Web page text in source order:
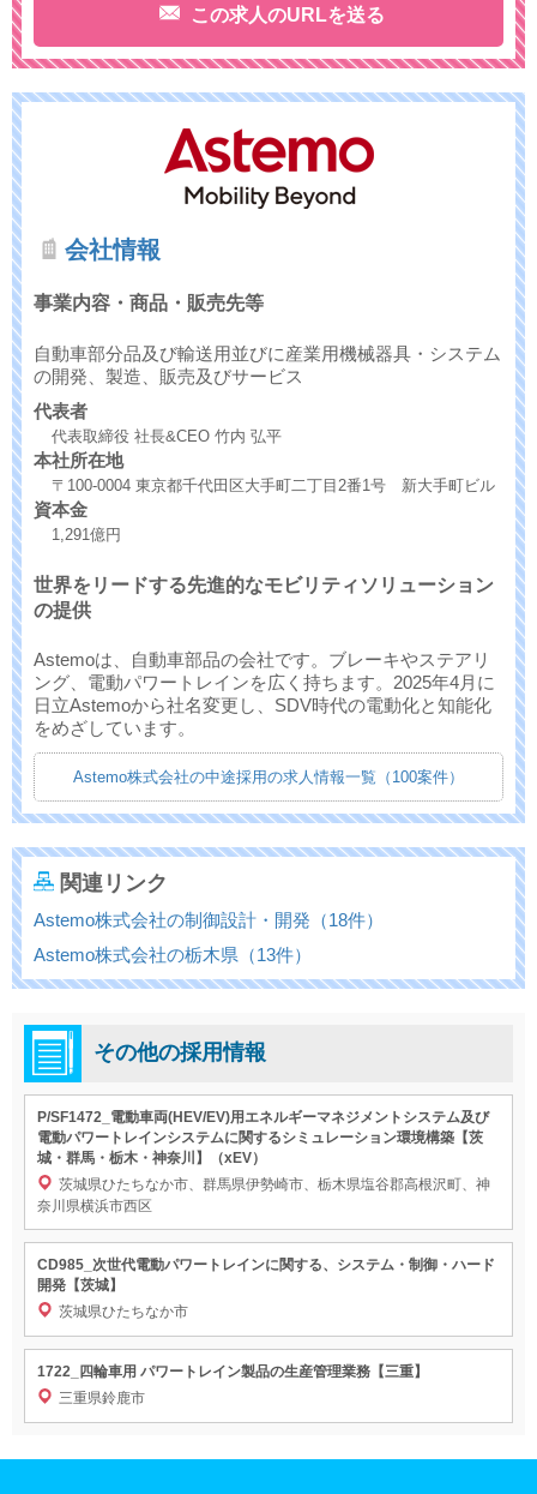
この求人のURLを送る
会社情報
事業内容・商品・販売先等
自動車部分品及び輸送用並びに産業用機械器具・システム
の開発、製造、販売及びサービス
代表者
代表取締役 社長&CEO 竹内 弘平
本社所在地
〒100-0004 東京都千代田区大手町二丁目2番1号 新大手町ビル
資本金
1,291億円
世界をリードする先進的なモビリティソリューション
の提供
Astemoは、自動車部品の会社です。ブレーキやステアリ
ング、電動パワートレインを広く持ちます。2025年4月に
日立Astemoから社名変更し、SDV時代の電動化と知能化
をめざしています。
Astemo株式会社の中途採用の求人情報一覧（100案件）
関連リンク
Astemo株式会社の制御設計・開発（18件）
Astemo株式会社の栃木県（13件）
その他の採用情報
P/SF1472_電動車両(HEV/EV)用エネルギーマネジメントシステム及び
電動パワートレインシステムに関するシミュレーション環境構築【茨
城・群馬・栃木・神奈川】（xEV）
茨城県ひたちなか市、群馬県伊勢崎市、栃木県塩谷郡高根沢町、神
奈川県横浜市西区
CD985_次世代電動パワートレインに関する、システム・制御・ハード
開発【茨城】
茨城県ひたちなか市
1722_四輪車用 パワートレイン製品の生産管理業務【三重】
三重県鈴鹿市